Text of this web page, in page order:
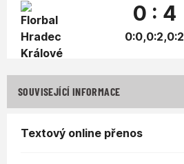
0 : 4
0:0,0:2,0:2
SOUVISEJÍCÍ INFORMACE
Textový online přenos